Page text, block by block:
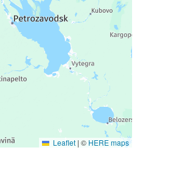
Leaflet | © HERE maps